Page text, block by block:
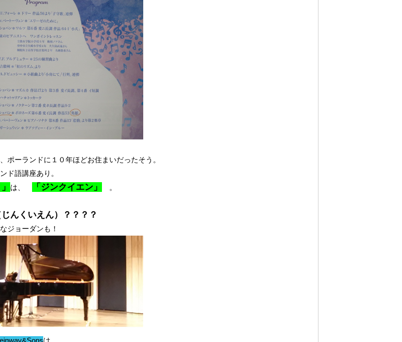
ポーランドに１０年ほどお住まいだったそう。
ド語講座あり。
は、 「ジンクイエン」
。
じんくいえん）？？？？
ジョーダンも！
は、